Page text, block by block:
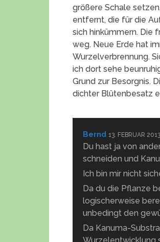
größere Schale
entfernt, die für die
sich hinkümmern. Die
weg. Neue Erde hat
Wurzelverbrennung.
ich dort sehe
Grund zur Besorgnis.
dichter Blütenbesatz
Bernd 13. FEBRUAR 2013
Du hast ja von
schneiden und
Ich bin mir nicht
Da du die Pflanze
logischerweise
unbedingt den
Da Kanuma-